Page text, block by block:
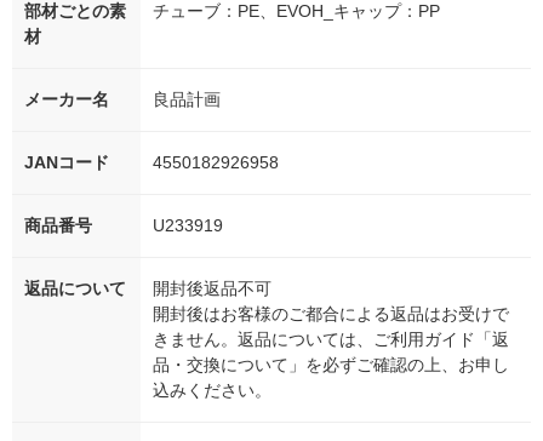
部材ごとの素
材
チューブ：PE、EVOH_キャップ：PP
メーカー名 良品計画
JANコード 4550182926958
商品番号 U233919
返品について
開封後返品不可
開封後はお客様のご都合による返品はお受けで
きません。返品については、ご利用ガイド「返
品・交換について」を必ずご確認の上、お申し
込みください。